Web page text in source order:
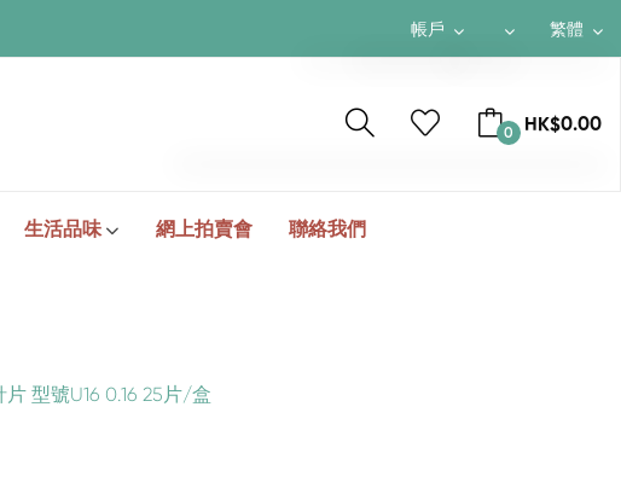
帳戶
¥ RMB
繁體
簡体0 HK$0.00
TOTAL
生活品味 網上拍賣會 聯絡我們
型號U16 0.16 25片/盒